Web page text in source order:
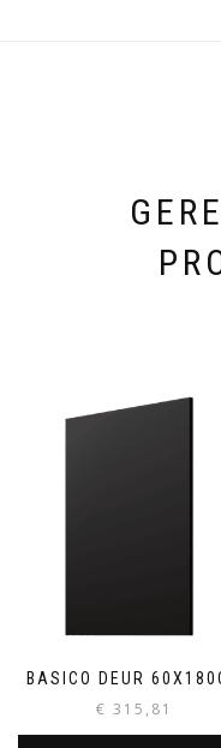
BASICO DEUR
€ 315,81